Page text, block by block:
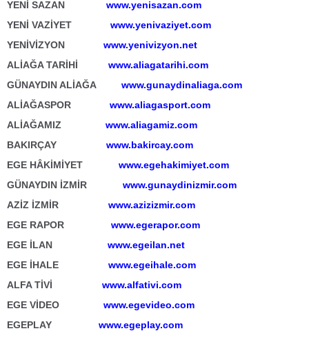
YENİ SAZAN www.yenisazan.com
YENİ VAZİYET www.yenivaziyet.com
YENİVİZYON www.yenivizyon.net
ALİAĞA TARİHİ www.aliagatarihi.com
GÜNAYDIN ALİAĞA
www.gunaydinaliaga.com
ALİAĞASPOR www.aliagasport.com
ALİAĞAMIZ www.aliagamiz.com
BAKIRÇAY www.bakircay.com
EGE HÂKİMİYET www.egehakimiyet.com
GÜNAYDIN İZMİR www.gunaydinizmir.com
AZİZ İZMİR www.azizizmir.com
EGE RAPOR www.egerapor.com
EGE İLAN www.egeilan.net
EGE İHALE www.egeihale.com
ALFA TİVİ www.alfativi.com
EGE VİDEO www.egevideo.com
EGEPLAY www.egeplay.com